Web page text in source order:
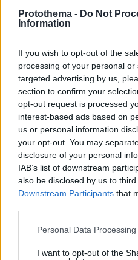
Protothema - Do Not
Information
If you wish to opt-out of the
processing of your personal
targeted advertising by us,
section to confirm your
opt-out request is processed
interest-based ads based on
us or personal information
your opt-out. You may
disclosure of your personal
IAB’s list of downstream
also be disclosed by us to
Downstream Participants that
Please note that this website/
not limited to your visit or
Personal Data
I want to opt-out of the
ΠΡΟΣΘΗΚΗ
ΌΝΟΜΑ *
EMAIL